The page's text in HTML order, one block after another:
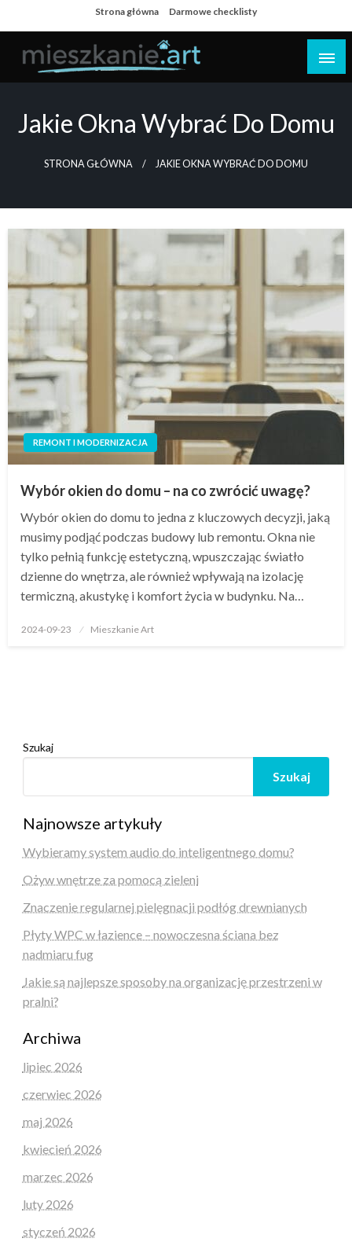
to
content
Strona główna Darmowe checklisty
Jakie Okna Wybrać Do Domu
STRONA GŁÓWNA JAKIE OKNA WYBRAĆ DO DOMU
REMONT I MODERNIZACJA
Wybór okien do domu – na co zwrócić uwagę?
Wybór okien do domu to jedna z kluczowych decyzji, jaką
musimy podjąć podczas budowy lub remontu. Okna nie
tylko pełnią funkcję estetyczną, wpuszczając światło
dzienne do wnętrza, ale również wpływają na izolację
termiczną, akustykę i komfort życia w budynku. Na…
Opublikowane
2024-09-23 Mieszkanie Art
Szukaj
Szukaj
Najnowsze artykuły
Wybieramy system audio do inteligentnego domu?
Ożyw wnętrze za pomocą zieleni
Znaczenie regularnej pielęgnacji podłóg drewnianych
Płyty WPC w łazience – nowoczesna ściana bez
nadmiaru fug
Jakie są najlepsze sposoby na organizację przestrzeni w
pralni?
Archiwa
lipiec 2026
czerwiec 2026
maj 2026
kwiecień 2026
marzec 2026
luty 2026
styczeń 2026